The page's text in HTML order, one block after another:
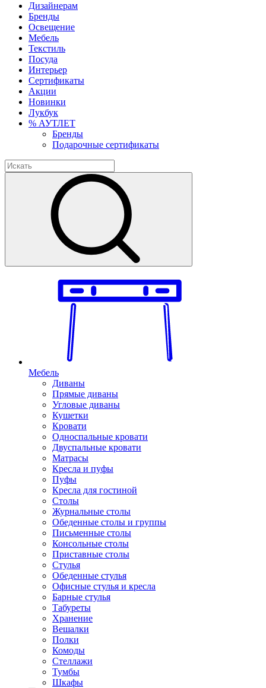
Дизайнерам
Бренды
Освещение
Мебель
Текстиль
Посуда
Интерьер
Сертификаты
Акции
Новинки
Лукбук
% АУТЛЕТ
Бренды
Подарочные сертификаты
Мебель
Диваны
Прямые диваны
Угловые диваны
Кушетки
Кровати
Односпальные кровати
Двуспальные кровати
Матрасы
Кресла и пуфы
Пуфы
Кресла для гостиной
Столы
Журнальные столы
Обеденные столы и группы
Письменные столы
Консольные столы
Приставные столы
Стулья
Обеденные стулья
Офисные стулья и кресла
Барные стулья
Табуреты
Хранение
Вешалки
Полки
Комоды
Стеллажи
Тумбы
Шкафы